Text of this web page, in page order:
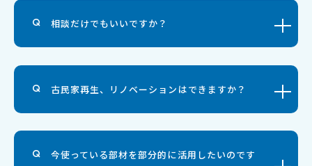
相談だけでもいいですか？
古民家再生、リノベーションはできますか？
今使っている部材を部分的に活用したいのです